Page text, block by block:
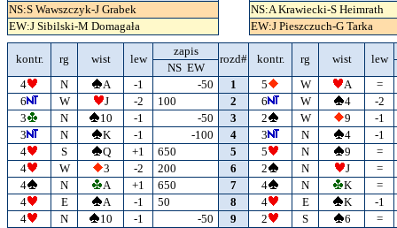
NS:S Wawszczyk-J Grabek
NS:A Krawiecki-S Heimrath
EW:J Sibilski-M Domagała
EW:J Pieszczuch-G Tarka
kontr. rg wist lew
zapis
rozd# kontr. rg wist lew
NS EW
4
N A -1 -50 1 5 W A
=
6
W J -2 100 2 6 W 4
-2
3
N 10 -1 -50 3 2 W 9
-1
3
N K -1 -100 4 3 N 4
-1
4
S Q +1 650 5 5 N 9
=
4
W 3 -2 200 6 2 N J
=
4
N A +1 650 7 4 N K
=
4
E A -1 50 8 4 E K
-1
4
N 10 -1 -50 9 2 S 6
=